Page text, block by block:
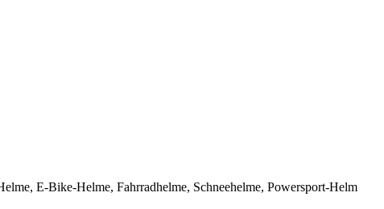
E-Bike-Helme, Fahrradhelme, Schneehelme, Powersport-Helm